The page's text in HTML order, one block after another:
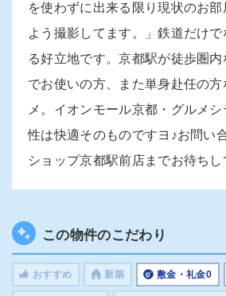
を使わずに出来る限り現状のお
よう撮影してます。」鉄道だけで
る好立地です。京都駅が徒歩圏
でお使いの方、また単身赴任の方
メ。イオンモール京都・グルメ
性は快適そのものですヨ♪お問い
ショップ京都駅前店までお待ちし
この物件のこだわり
おすすめ 新築 敷金・礼金0